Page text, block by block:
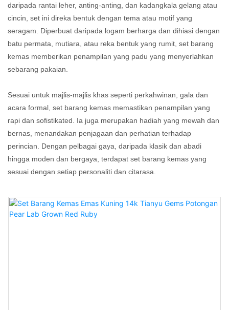
daripada rantai leher, anting-anting, dan kadangkala gelang atau
cincin, set ini direka bentuk dengan tema atau motif yang
seragam. Diperbuat daripada logam berharga dan dihiasi dengan
batu permata, mutiara, atau reka bentuk yang rumit, set barang
kemas memberikan penampilan yang padu yang menyerlahkan
sebarang pakaian.
Sesuai untuk majlis-majlis khas seperti perkahwinan, gala dan
acara formal, set barang kemas memastikan penampilan yang
rapi dan sofistikated. Ia juga merupakan hadiah yang mewah dan
bernas, menandakan penjagaan dan perhatian terhadap
perincian. Dengan pelbagai gaya, daripada klasik dan abadi
hingga moden dan bergaya, terdapat set barang kemas yang
sesuai dengan setiap personaliti dan citarasa.